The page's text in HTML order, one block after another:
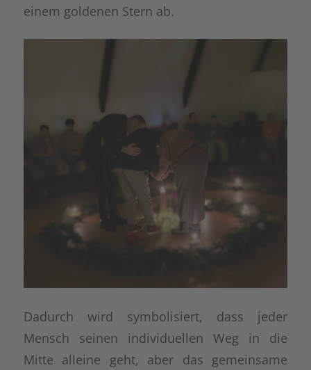
einem goldenen Stern ab.
Dadurch wird symbolisiert, dass jeder
Mensch seinen individuellen Weg in die
Mitte alleine geht, aber das gemeinsame